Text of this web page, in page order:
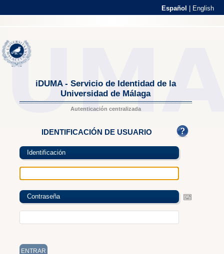
Español English
iDUMA - Servicio de Identidad de la
Universidad de Málaga
Autenticación centralizada
IDENTIFICACIÓN DE USUARIO
Identificación
Contraseña